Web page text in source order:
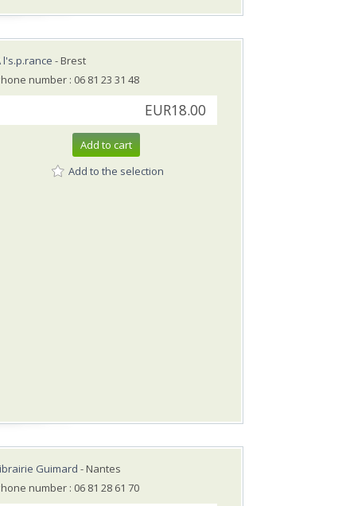
l's.p.rance - Brest
number : 06 81 23 31 48
EUR18.00
Add to cart
Add to the selection
Guimard - Nantes
number : 06 81 28 61 70